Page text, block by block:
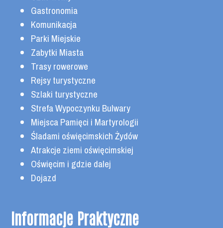
Gastronomia
Komunikacja
Parki Miejskie
Zabytki Miasta
Trasy rowerowe
Rejsy turystyczne
Szlaki turystyczne
Strefa Wypoczynku Bulwary
Miejsca Pamięci i Martyrologii
Śladami oświęcimskich Żydów
Atrakcje ziemi oświęcimskiej
Oświęcim i gdzie dalej
Dojazd
Informacje Praktyczne